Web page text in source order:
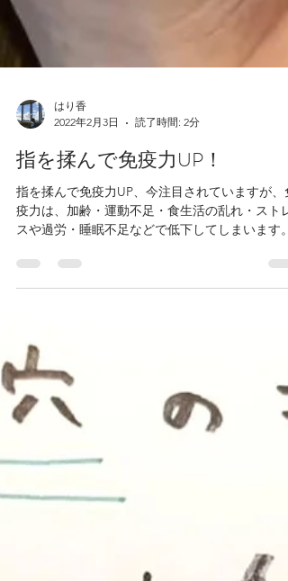
2022年2月3日
疫力は、加齢・運動不足・食生活の乱れ・ストレ
スや過労・睡眠不足などで低下してしまいます。